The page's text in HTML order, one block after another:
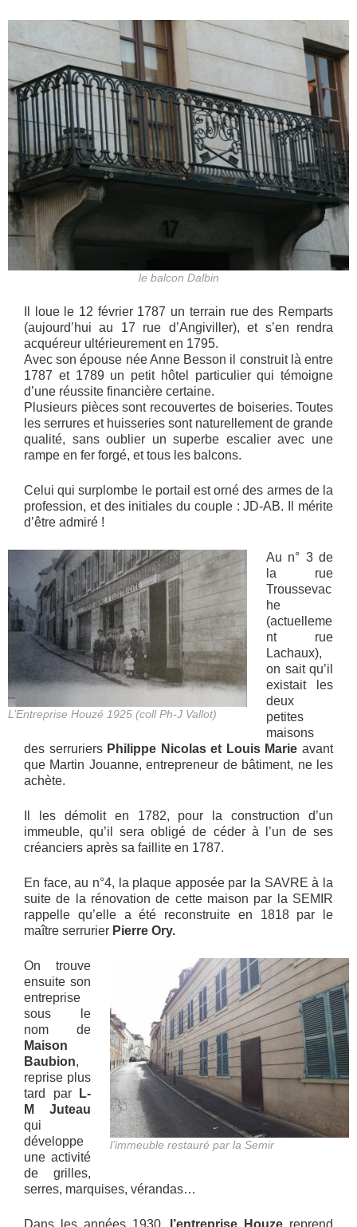
le balcon Dalbin
Il loue le 12 février 1787 un terrain rue des Remparts
(aujourd’hui au 17 rue d’Angiviller), et s’en rendra
acquéreur ultérieurement en 1795.
Avec son épouse née Anne Besson il construit là entre
1787 et 1789 un petit hôtel particulier qui témoigne
d’une réussite financière certaine.
Plusieurs pièces sont recouvertes de boiseries. Toutes
les serrures et huisseries sont naturellement de grande
qualité, sans oublier un superbe escalier avec une
rampe en fer forgé, et tous les balcons.
Celui qui surplombe le portail est orné des armes de la
profession, et des initiales du couple : JD-AB. Il mérite
d’être admiré !
L’Entreprise Houzé 1925 (coll Ph-J Vallot)
Au n° 3 de
la rue
Troussevac
he
(actuelleme
nt rue
Lachaux),
on sait qu’il
existait les
deux
petites
maisons
des serruriers Philippe Nicolas et Louis Marie avant
que Martin Jouanne, entrepreneur de bâtiment, ne les
achète.
Il les démolit en 1782, pour la construction d’un
immeuble, qu’il sera obligé de céder à l’un de ses
créanciers après sa faillite en 1787.
En face, au n°4, la plaque apposée par la SAVRE à la
suite de la rénovation de cette maison par la SEMIR
rappelle qu’elle a été reconstruite en 1818 par le
maître serrurier Pierre Ory.
l’immeuble restauré par la Semir
On trouve
ensuite son
entreprise
sous le
nom de
Maison
Baubion,
reprise plus
tard par
L-
M Juteau
qui
développe
une activité
de grilles,
serres, marquises, vérandas…
Dans les années 1930, l’entreprise Houze reprend